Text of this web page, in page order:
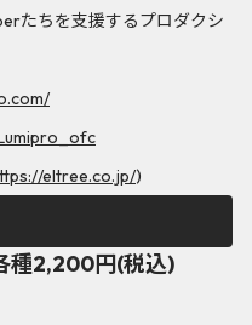
たちを支援するプロダクシ
eltree.co.jp/)
2,200円(税込)